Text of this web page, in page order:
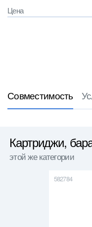
Цена
Совместимость
Картриджи,
этой же категории
582784